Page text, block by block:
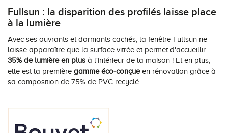
Fullsun : la disparition des profilés laisse place
à la lumière
Avec ses ouvrants et dormants cachés, la fenêtre Fullsun ne
laisse apparaître que la surface vitrée et permet d'accueillir
35% de lumière en plus à l'intérieur de la maison ! Et en plus,
elle est la première gamme éco-conçueen rénovation grâce à
sa composition de 75% de PVC recyclé.